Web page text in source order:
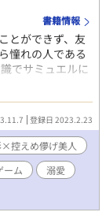
がとうござい
書籍情報
とができず、友
憧れの人である
でサミュエルに
約者で、それ
きな騒ぎが起こ
やらことの中心
み込むほど拡大
ノアと社交的な
受。 サミュエル
攻。 アシェル→
世界観として男
前後しておりま
登録日 2023.2.23
控えめ儚げ美人
ーム
溺愛